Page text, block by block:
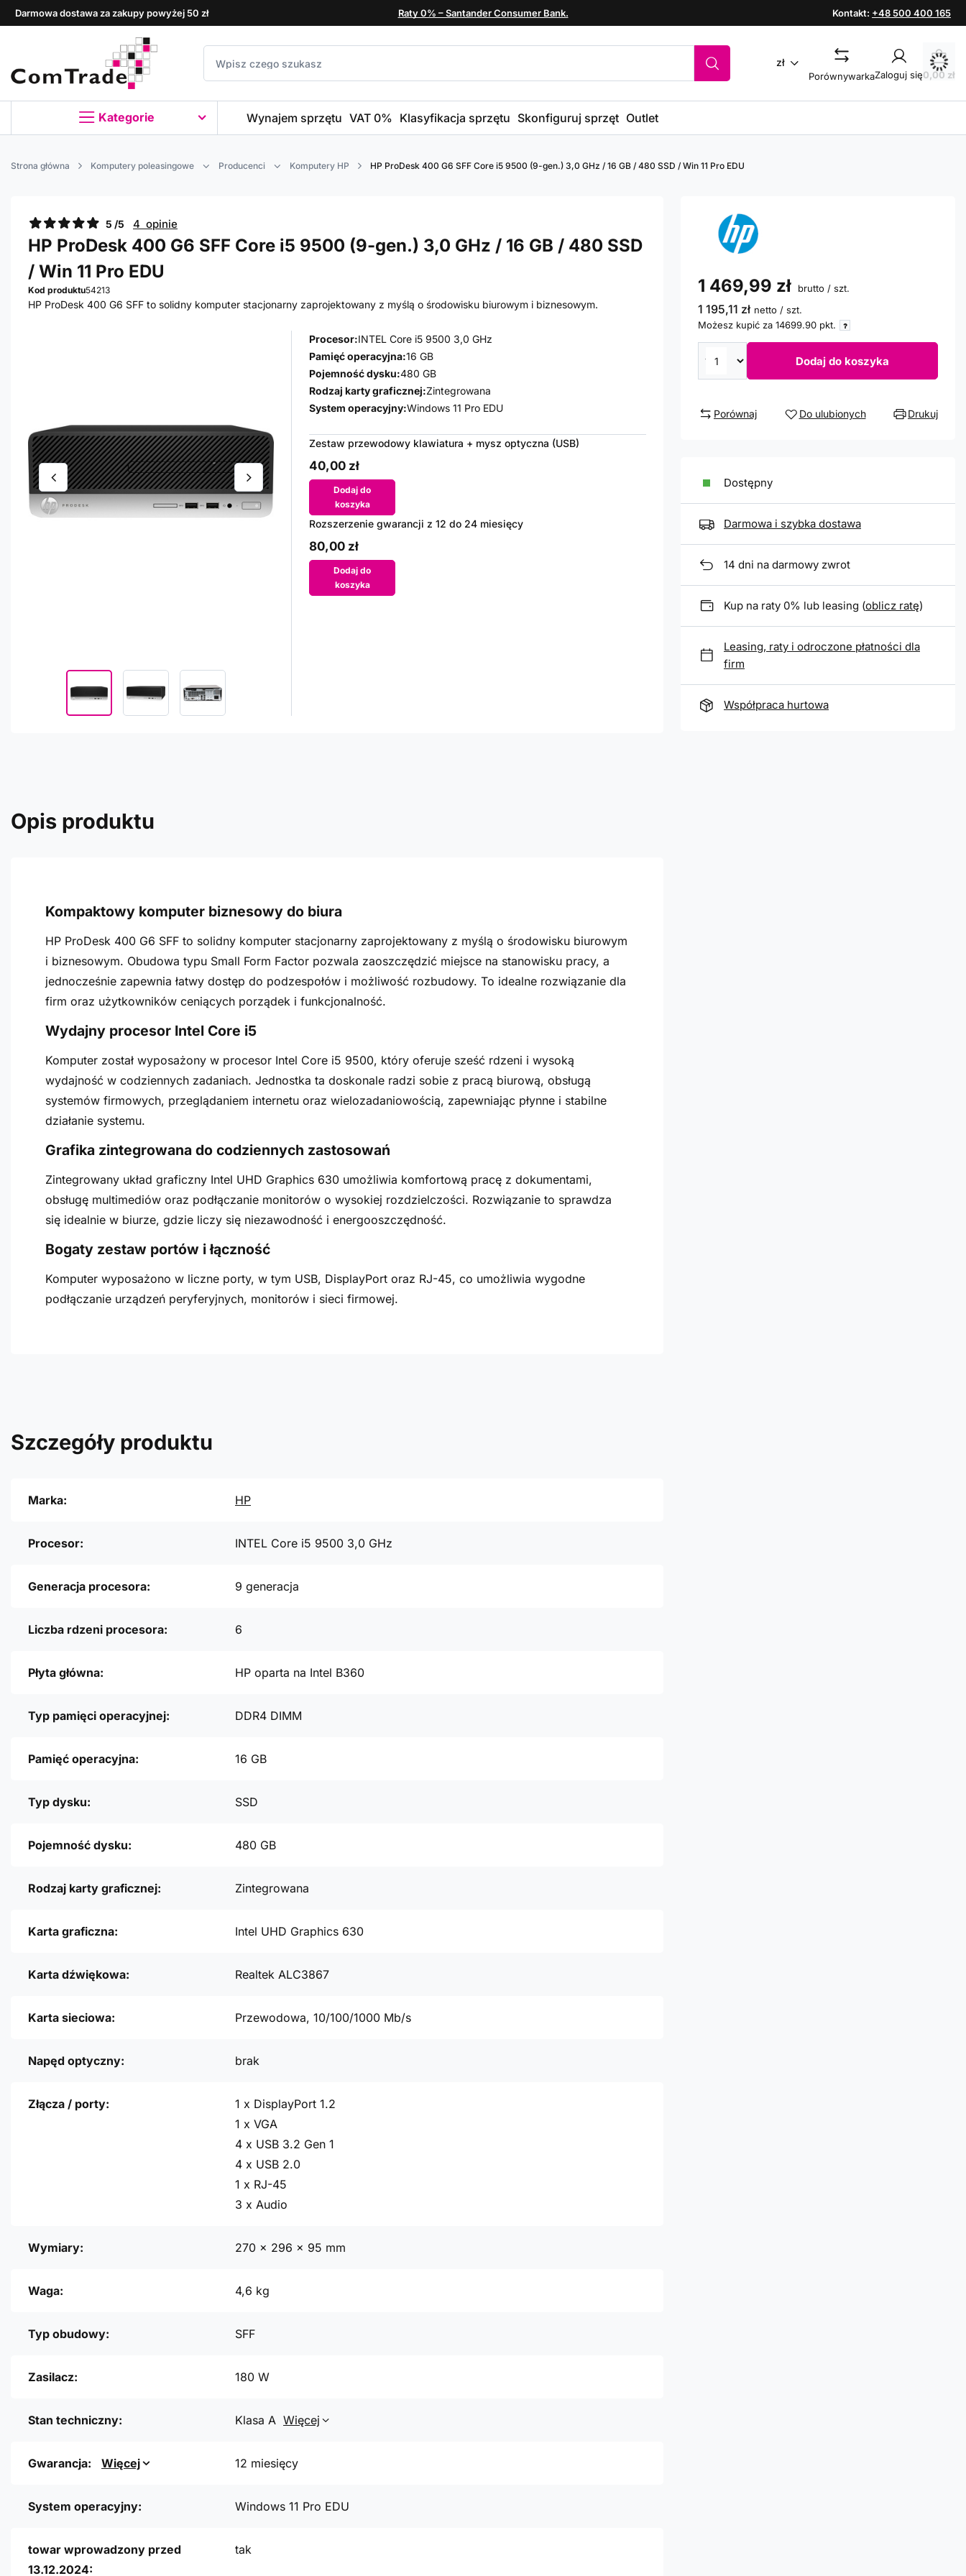
Darmowa dostawa za zakupy powyżej 50 zł Raty 0% – Santander Consumer Bank. Kontakt: +48 500 400 165
zł
PorównywarkaZaloguj się0,00 zł
Kategorie Wynajem sprzętu VAT 0% Klasyfikacja sprzętu Skonfiguruj sprzęt Outlet
Strona główna Komputery poleasingowe Producenci Komputery HP HP ProDesk 400 G6 SFF Core i5 9500 (9-gen.) 3,0 GHz / 16 GB / 480 SSD / Win 11 Pro EDU
5 /5 4 opinie
HP ProDesk 400 G6 SFF Core i5 9500 (9-gen.) 3,0 GHz / 16 GB / 480 SSD
/ Win 11 Pro EDU
Kod produktu54213
HP ProDesk 400 G6 SFF to solidny komputer stacjonarny zaprojektowany z myślą o środowisku biurowym i biznesowym.
Procesor:INTEL Core i5 9500 3,0 GHz
Pamięć operacyjna:16 GB
Pojemność dysku:480 GB
Rodzaj karty graficznej:Zintegrowana
System operacyjny:Windows 11 Pro EDU
Zestaw przewodowy klawiatura + mysz optyczna (USB)
40,00 zł
Dodaj do
koszyka
Rozszerzenie gwarancji z 12 do 24 miesięcy
80,00 zł
Dodaj do
koszyka
1 469,99 zł brutto / szt.
1 195,11 zł netto / szt.
Możesz kupić za 14699.90 pkt.
Dodaj do koszyka
Porównaj Do ulubionych Drukuj
Dostępny
Darmowa i szybka dostawa
14 dni na darmowy zwrot
Kup na raty 0% lub leasing (oblicz ratę)
Leasing, raty i odroczone płatności dla
firm
Współpraca hurtowa
Opis produktu
Kompaktowy komputer biznesowy do biura
HP ProDesk 400 G6 SFF to solidny komputer stacjonarny zaprojektowany z myślą o środowisku biurowym
i biznesowym. Obudowa typu Small Form Factor pozwala zaoszczędzić miejsce na stanowisku pracy, a
jednocześnie zapewnia łatwy dostęp do podzespołów i możliwość rozbudowy. To idealne rozwiązanie dla
firm oraz użytkowników ceniących porządek i funkcjonalność.
Wydajny procesor Intel Core i5
Komputer został wyposażony w procesor Intel Core i5 9500, który oferuje sześć rdzeni i wysoką
wydajność w codziennych zadaniach. Jednostka ta doskonale radzi sobie z pracą biurową, obsługą
systemów firmowych, przeglądaniem internetu oraz wielozadaniowością, zapewniając płynne i stabilne
działanie systemu.
Grafika zintegrowana do codziennych zastosowań
Zintegrowany układ graficzny Intel UHD Graphics 630 umożliwia komfortową pracę z dokumentami,
obsługę multimediów oraz podłączanie monitorów o wysokiej rozdzielczości. Rozwiązanie to sprawdza
się idealnie w biurze, gdzie liczy się niezawodność i energooszczędność.
Bogaty zestaw portów i łączność
Komputer wyposażono w liczne porty, w tym USB, DisplayPort oraz RJ-45, co umożliwia wygodne
podłączanie urządzeń peryferyjnych, monitorów i sieci firmowej.
Szczegóły produktu
Marka: HP
Procesor: INTEL Core i5 9500 3,0 GHz
Generacja procesora: 9 generacja
Liczba rdzeni procesora: 6
Płyta główna: HP oparta na Intel B360
Typ pamięci operacyjnej: DDR4 DIMM
Pamięć operacyjna: 16 GB
Typ dysku: SSD
Pojemność dysku: 480 GB
Rodzaj karty graficznej: Zintegrowana
Karta graficzna: Intel UHD Graphics 630
Karta dźwiękowa: Realtek ALC3867
Karta sieciowa: Przewodowa, 10/100/1000 Mb/s
Napęd optyczny: brak
Złącza / porty:
1 x DisplayPort 1.2
1 x VGA
4 x USB 3.2 Gen 1
4 x USB 2.0
1 x RJ-45
3 x Audio
Wymiary: 270 x 296 x 95 mm
Waga: 4,6 kg
Typ obudowy: SFF
Zasilacz: 180 W
Stan techniczny: Klasa A Więcej
Gwarancja: Więcej 12 miesięcy
System operacyjny: Windows 11 Pro EDU
towar wprowadzony przed
13.12.2024:
tak